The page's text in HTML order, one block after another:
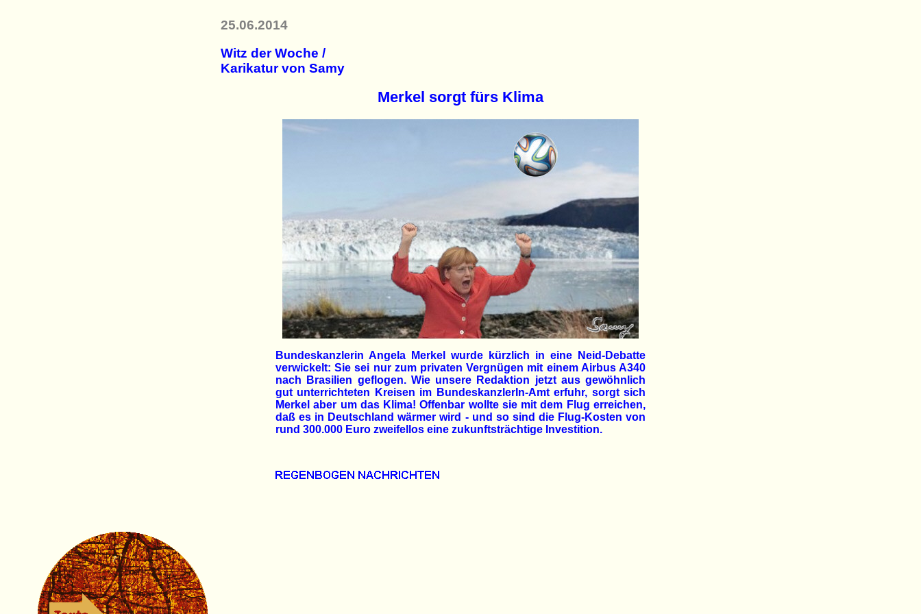
25.06.2014
Witz der Woche /
Karikatur von Samy
Merkel sorgt fürs Klima
Bundeskanzlerin Angela Merkel wurde kürzlich in eine Neid-Debatte
verwickelt: Sie sei nur zum privaten Vergnügen mit einem Airbus A340
nach Brasilien geflogen. Wie unsere Redaktion jetzt aus gewöhnlich
gut unterrichteten Kreisen im BundeskanzlerIn-Amt erfuhr, sorgt sich
Merkel aber um das Klima! Offenbar wollte sie mit dem Flug erreichen,
daß es in Deutschland wärmer wird - und so sind die Flug-Kosten von
rund 300.000 Euro zweifellos eine zukunftsträchtige Investition.